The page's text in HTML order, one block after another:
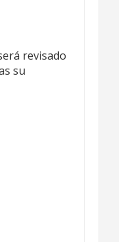
revisado
su